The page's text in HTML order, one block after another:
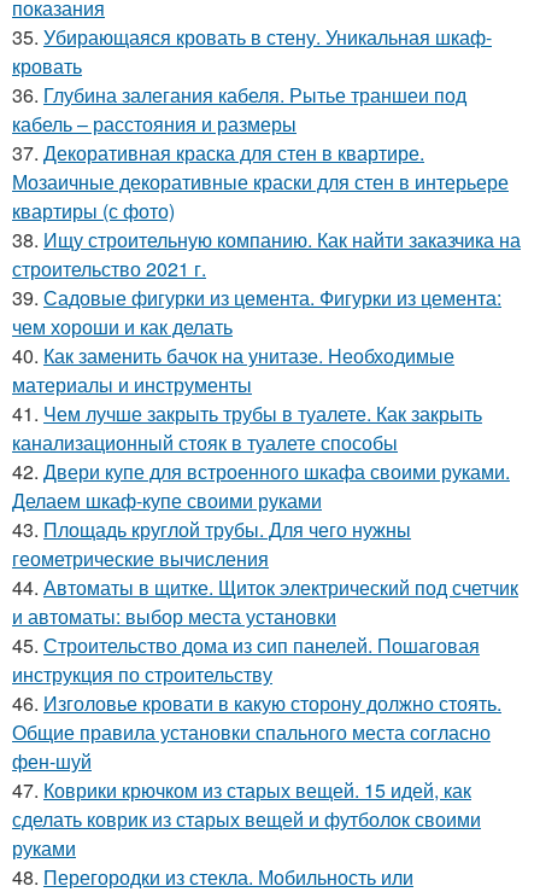
показания
35. Убирающаяся кровать в стену. Уникальная шкаф-
кровать
36. Глубина залегания кабеля. Рытье траншеи под
кабель – расстояния и размеры
37. Декоративная краска для стен в квартире.
Мозаичные декоративные краски для стен в интерьере
квартиры (с фото)
38. Ищу строительную компанию. Как найти заказчика на
строительство 2021 г.
39. Садовые фигурки из цемента. Фигурки из цемента:
чем хороши и как делать
40. Как заменить бачок на унитазе. Необходимые
материалы и инструменты
41. Чем лучше закрыть трубы в туалете. Как закрыть
канализационный стояк в туалете способы
42. Двери купе для встроенного шкафа своими руками.
Делаем шкаф-купе своими руками
43. Площадь круглой трубы. Для чего нужны
геометрические вычисления
44. Автоматы в щитке. Щиток электрический под счетчик
и автоматы: выбор места установки
45. Строительство дома из сип панелей. Пошаговая
инструкция по строительству
46. Изголовье кровати в какую сторону должно стоять.
Общие правила установки спального места согласно
фен-шуй
47. Коврики крючком из старых вещей. 15 идей, как
сделать коврик из старых вещей и футболок своими
руками
48. Перегородки из стекла. Мобильность или